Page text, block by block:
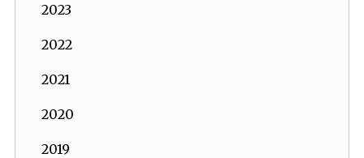
2023
2022
2021
2020
2019